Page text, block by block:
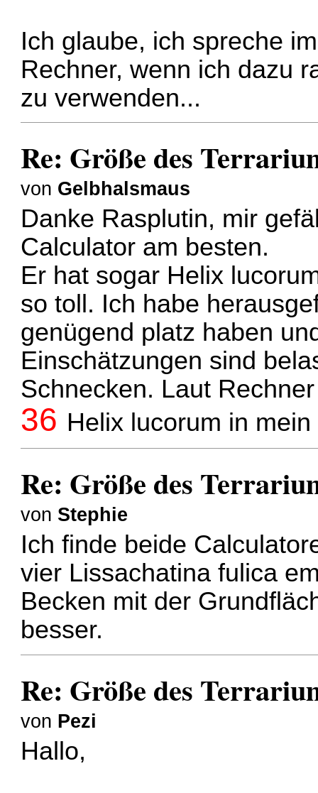
Ich glaube, ich spreche
Rechner, wenn ich dazu
zu verwenden...
Re: Größe des
von Gelbhalsmaus
Danke Rasplutin, mir
Calculator am besten.
Er hat sogar Helix
so toll. Ich habe
genügend platz haben
Einschätzungen sind
Schnecken. Laut
36 Helix lucorum in
Re: Größe des
von Stephie
Ich finde beide
vier Lissachatina fulica
Becken mit der
besser.
Re: Größe des
von Pezi
Hallo,